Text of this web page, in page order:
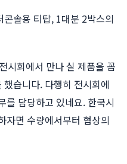
솔용 티탑, 1대분 2박스의
시회에서 만나 실 제품을 꼼
습니다. 다행히 전시회에
를 담당하고 있네요. 한국시
자면 수량에서부터 협상의